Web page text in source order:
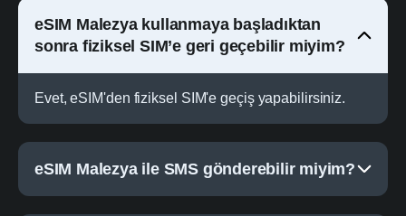
eSIM Malezya kullanmaya başladıktan
sonra fiziksel SIM’e geri geçebilir miyim?
Evet, eSIM'den fiziksel SIM'e geçiş yapabilirsiniz.
eSIM Malezya ile SMS gönderebilir miyim?